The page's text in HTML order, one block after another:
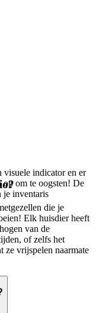
visuele indicator en er
om te oogsten! De
je inventaris
die je
Elk huisdier heeft
van de
of zelfs het
ze vrijspelen naarmate